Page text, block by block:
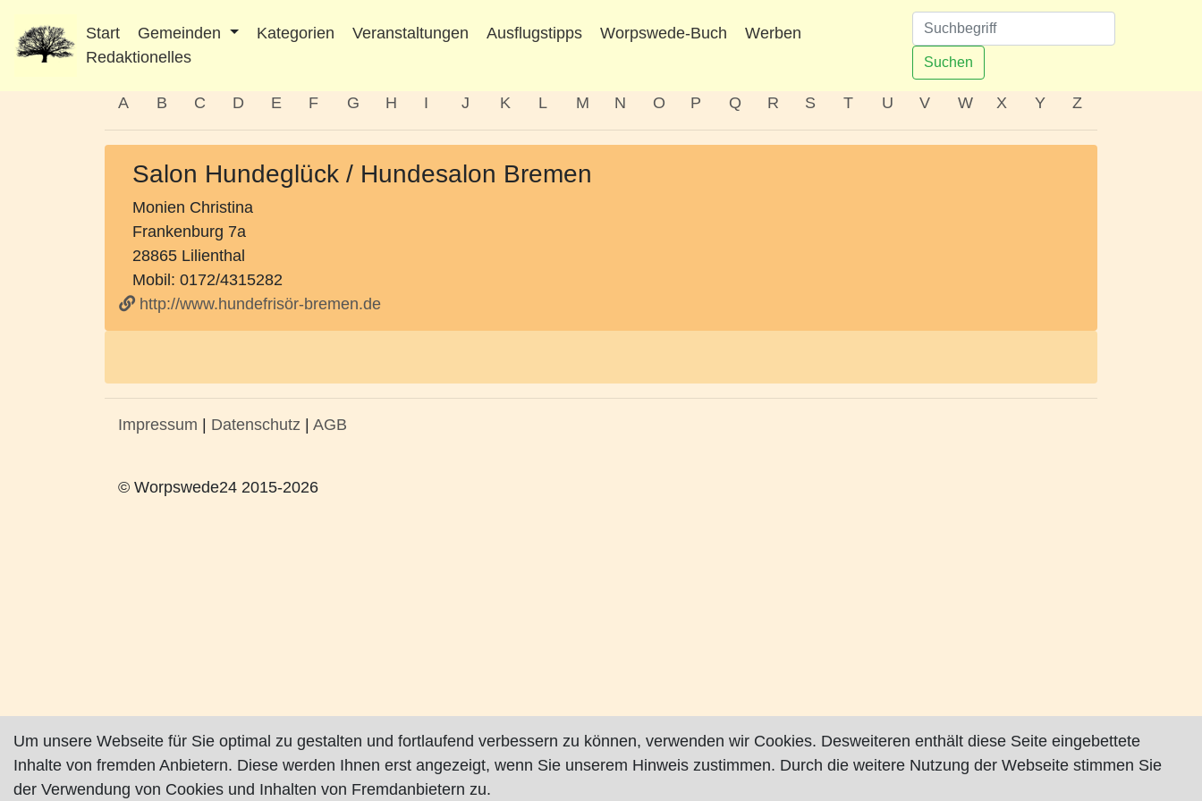
Start Gemeinden Kategorien Veranstaltungen Ausflugstipps Worpswede-Buch
Werben
Redaktionelles
Suchen
A B C D E F G H I J K L M N O P Q R S T U V W X Y Z
Salon Hundeglück / Hundesalon Bremen
Monien Christina
Frankenburg 7a
28865 Lilienthal
Mobil: 0172/4315282
http://www.hundefrisör-bremen.de
Impressum Datenschutz AGB
© Worpswede24 2015-2026
Um unsere Webseite für Sie optimal zu gestalten und fortlaufend verbessern zu können, verwenden wir Cookies. Desweiteren enthält diese Seite eingebettete
Inhalte von fremden Anbietern. Diese werden Ihnen erst angezeigt, wenn Sie unserem Hinweis zustimmen. Durch die weitere Nutzung der Webseite stimmen Sie
der Verwendung von Cookies und Inhalten von Fremdanbietern zu.